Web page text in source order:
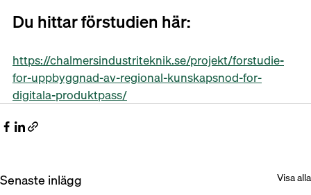
Du hittar förstudien här:
https://chalmersindustriteknik.se/projekt/forstudie-
for-uppbyggnad-av-regional-kunskapsnod-for-
digitala-produktpass/
Senaste inlägg Visa alla